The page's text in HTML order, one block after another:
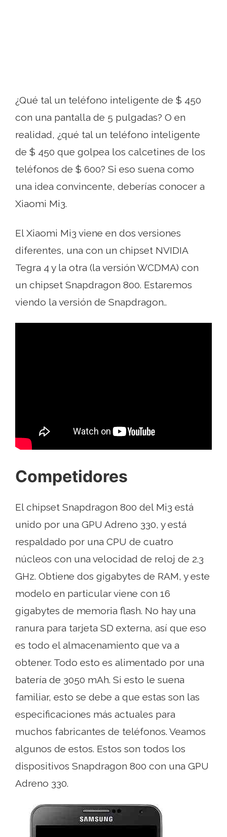
¿Qué tal un teléfono inteligente de $ 450
con una pantalla de 5 pulgadas? O en
realidad, ¿qué tal un teléfono inteligente
de $ 450 que golpea los calcetines de los
teléfonos de $ 600? Si eso suena como
una idea convincente, deberías conocer a
Xiaomi Mi3.
El Xiaomi Mi3 viene en dos versiones
diferentes, una con un chipset NVIDIA
Tegra 4 y la otra (la versión WCDMA) con
un chipset Snapdragon 800. Estaremos
viendo la versión de Snapdragon..
Competidores
El chipset Snapdragon 800 del Mi3 está
unido por una GPU Adreno 330, y está
respaldado por una CPU de cuatro
núcleos con una velocidad de reloj de 2.3
GHz. Obtiene dos gigabytes de RAM, y este
modelo en particular viene con 16
gigabytes de memoria flash. No hay una
ranura para tarjeta SD externa, así que eso
es todo el almacenamiento que va a
obtener. Todo esto es alimentado por una
batería de 3050 mAh. Si esto le suena
familiar, esto se debe a que estas son las
especificaciones más actuales para
muchos fabricantes de teléfonos. Veamos
algunos de estos. Estos son todos los
dispositivos Snapdragon 800 con una GPU
Adreno 330.